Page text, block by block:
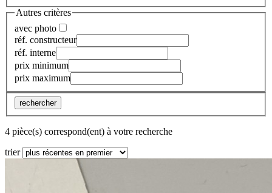
Autres critères
avec photo
réf. constructeur
réf. interne
prix minimum
prix maximum
rechercher
4 pièce(s) correspond(ent) à votre recherche
trier